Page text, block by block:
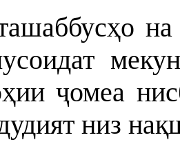
на
ҷомеа
низ